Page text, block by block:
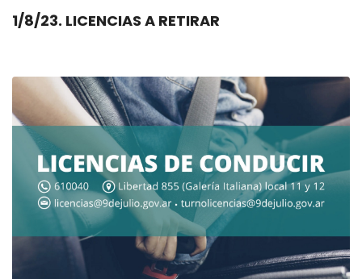
1/8/23. LICENCIAS A RETIRAR